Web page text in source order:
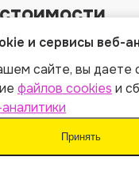
файла в Word
текста: от 90%
ИИ-
работа за 5
и сервисы веб-
сайте, вы даете
файлов cookies и
Принять